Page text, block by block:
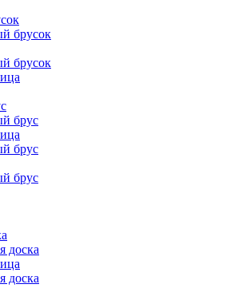
брусок
брусок
брус
брус
брус
доска
доска